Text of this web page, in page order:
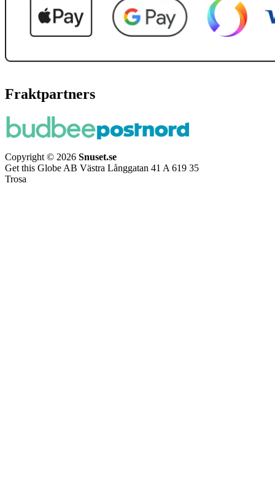
Fraktpartners
Copyright © 2026 Snuset.se
Get this Globe AB Västra Långgatan 41 A 619 35
Trosa